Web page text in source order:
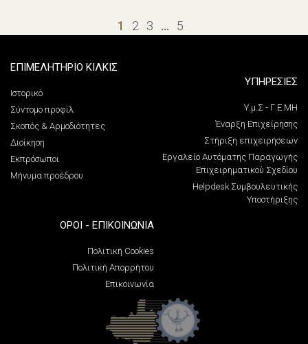
1 2 3 … 5
ΕΠΙΜΕΛΗΤΗΡΙΟ ΚΙΛΚΙΣ
Ιστορικό
Σύντομο προφίλ
Σκοπός & Αρμοδιότητες
Διοίκηση
Εκπρόσωποι
Μήνυμα προέδρου
ΥΠΗΡΕΣΙΕΣ
Υ.μ.Σ - Γ.Ε.ΜΗ
Έναρξη Επιχείρησης
Στήριξη επιχειρήσεων
Εργαλείο Αυτόματης Παραγωγής
Επιχειρηματικού Σχεδίου
Helpdesk Συμβουλευτικής
Υποστήριξης
ΌΡΟΙ - ΕΠΙΚΟΙΝΩΝΊΑ
Πολιτική Cookies
Πολιτική Απορρήτου
Επικοινωνία